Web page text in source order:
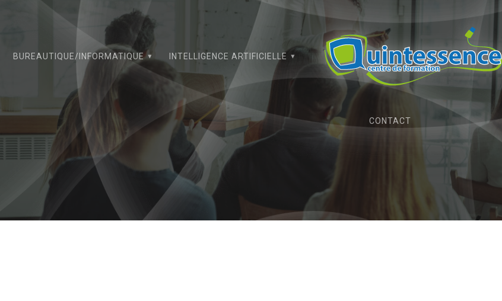
BUREAUTIQUE/INFORMATIQUE INTELLIGENCE ARTIFICIELLE
CONTACT